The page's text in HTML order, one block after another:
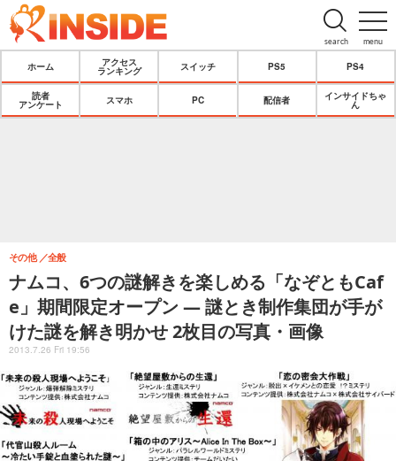
menu
search
ホーム
アクセス
ランキング
スイッチ PS5 PS4
読者
アンケート
スマホ PC 配信者
インサイドちゃ
ん
ナムコ、6つの謎解きを楽しめる「なぞともCaf
e」期間限定オープン ― 謎とき制作集団が手が
けた謎を解き明かせ 2枚目の写真・画像
その他 全般
2013.7.26 Fri 19:56